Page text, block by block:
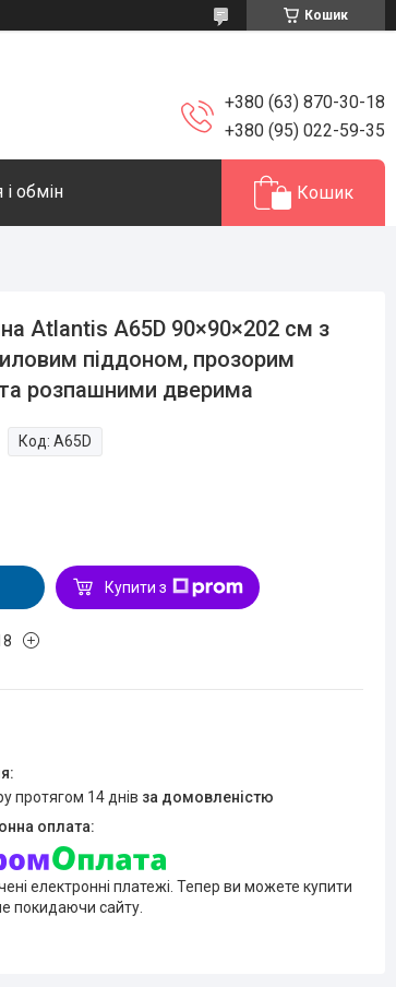
Кошик
+380 (63) 870-30-18
+380 (95) 022-59-35
обмін Кошик
Atlantis A65D 90×90×202 см з
піддоном, прозорим
розпашними дверима
Код:A65D
Купити з
протягом 14 днів за домовленістю
електронні платежі. Тепер ви можете купити
покидаючи сайту.